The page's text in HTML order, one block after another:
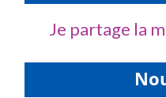
Je partage la